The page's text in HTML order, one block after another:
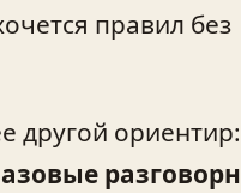
правил без
другой ориентир: